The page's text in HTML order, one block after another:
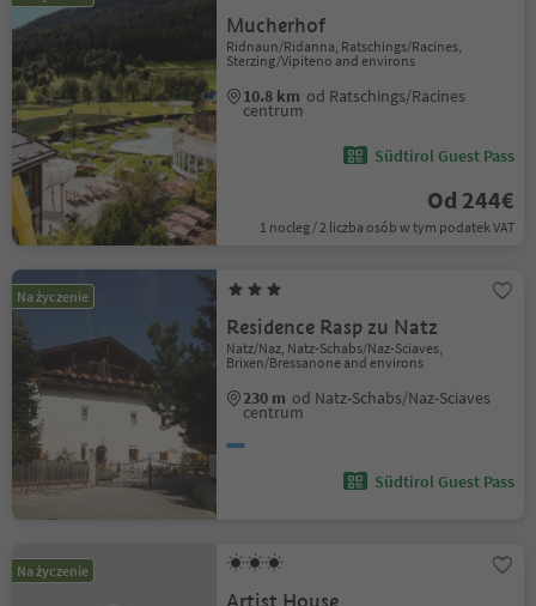
Mucherhof
Ridnaun/Ridanna, Ratschings/Racines,
Sterzing/Vipiteno and environs
10.8 km od Ratschings/Racines
centrum
Südtirol Guest Pass
Od 244€
1 nocleg / 2 liczba osób w tym podatek VAT
Na życzenie
Residence Rasp zu Natz
Natz/Naz, Natz-Schabs/Naz-Sciaves,
Brixen/Bressanone and environs
230 m od Natz-Schabs/Naz-Sciaves
centrum
Südtirol Guest Pass
Na życzenie